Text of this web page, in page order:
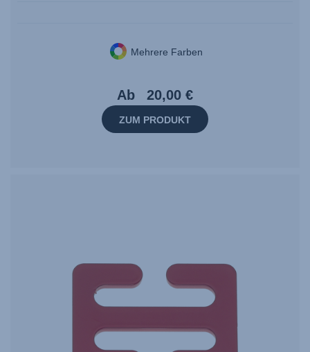
Mehrere Farben
Ab 20,00 €
ZUM PRODUKT